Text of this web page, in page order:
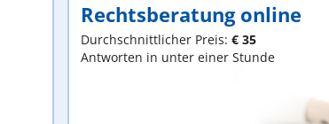
Rechtsberatung online
Durchschnittlicher Preis: € 35
Antworten in unter einer Stunde